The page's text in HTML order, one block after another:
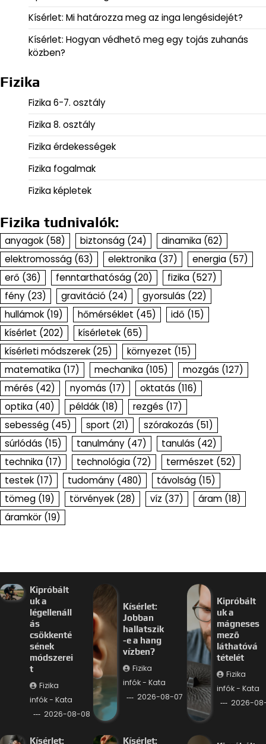
Kísérlet: Mi határozza meg az inga lengésidejét?
Kísérlet: Hogyan védhető meg egy tojás zuhanás
közben?
Fizika
Fizika 6-7. osztály
Fizika 8. osztály
Fizika érdekességek
Fizika fogalmak
Fizika képletek
Fizika tudnivalók:
anyagok (58) biztonság (24) dinamika (62)
elektromosság (63) elektronika (37) energia (57)
erő (36) fenntarthatóság (20) fizika (527)
fény (23) gravitáció (24) gyorsulás (22)
hullámok (19) hőmérséklet (45) idő (15)
kísérlet (202) kísérletek (65)
kísérleti módszerek (25) környezet (15)
matematika (17) mechanika (105) mozgás (127)
mérés (42) nyomás (17) oktatás (116)
optika (40) példák (18) rezgés (17)
sebesség (45) sport (21) szórakozás (51)
súrlódás (15) tanulmány (47) tanulás (42)
technika (17) technológia (72) természet (52)
testek (17) tudomány (480) távolság (15)
tömeg (19) törvények (28) víz (37) áram (18)
áramkör (19)
Kipróbált
uk a
légellenáll
ás
csökkenté
sének
módszerei
t
Fizika
infók - Kata
2026-08-08
Kísérlet:
Jobban
hallatszik
-e a hang
vízben?
Fizika
infók - Kata
2026-08-07
Kipróbált
uk a
mágneses
mező
láthatóvá
tételét
Fizika
infók - Kata
2026-
Kísérlet:
Kísérlet: